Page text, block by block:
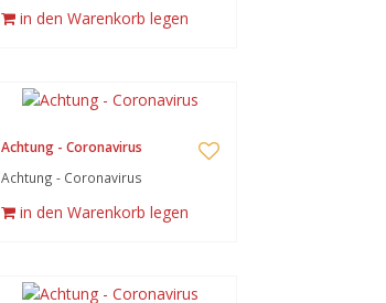
in den Warenkorb legen
Achtung - Coronavirus
Achtung - Coronavirus
in den Warenkorb legen